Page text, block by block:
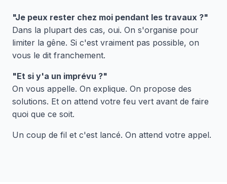
"Je peux rester chez moi pendant les travaux ?"
Dans la plupart des cas, oui. On s'organise pour
limiter la gêne. Si c'est vraiment pas possible, on
vous le dit franchement.
"Et si y'a un imprévu ?"
On vous appelle. On explique. On propose des
solutions. Et on attend votre feu vert avant de faire
quoi que ce soit.
Un coup de fil et c'est lancé. On attend votre appel.